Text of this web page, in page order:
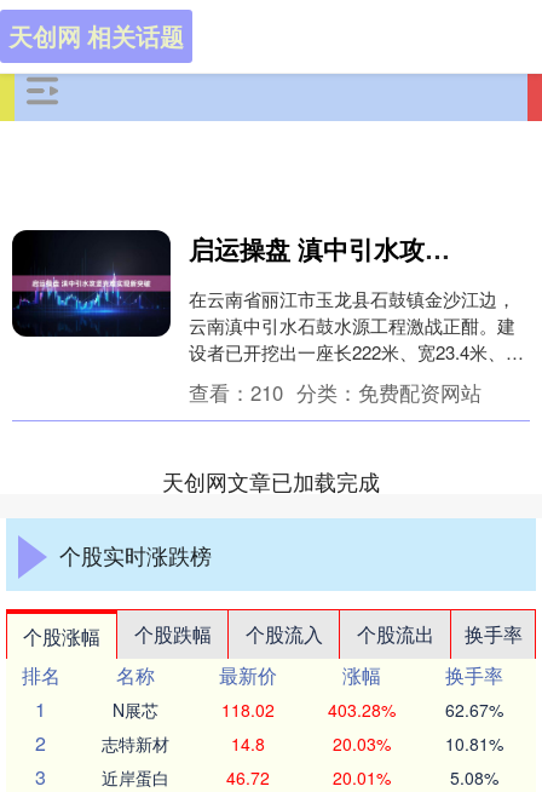
天创网 相关话题
启运操盘 滇中引水攻坚克难实现新突破
在云南省丽江市玉龙县石鼓镇金沙江边，
云南滇中引水石鼓水源工程激战正酣。建
设者已开挖出一座长222米、宽23.4米、高
48米的迄今为止世界最大的地下泵房。工
人们正....
查看： 210 分类： 免费配资网站
天创网文章已加载完成
个股实时涨跌榜
个股涨幅 个股跌幅 个股流入 个股流出
换手率
排名
名称 最新价 涨幅
换手率
1
N展芯 118.02 403.28% 62.67%
2 志特新材 14.8 20.03% 10.81%
3 近岸蛋白 46.72 20.01% 5.08%